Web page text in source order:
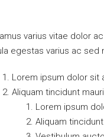
varius vitae dolor
egestas varius ac sed
Lorem ipsum dolor sit
Aliquam tincidunt
Lorem ipsum
Aliquam